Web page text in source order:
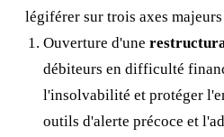
légiférer sur trois axes
Ouverture d'une
débiteurs en difficulté
l'insolvabilité et protéger
outils d'alerte précoce et